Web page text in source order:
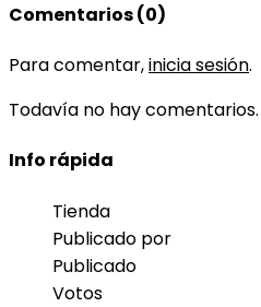
Comentarios (0)
Para comentar,inicia sesión.
Todavía no hay
Info rápida
Tienda
Publicado por
Publicado
Votos